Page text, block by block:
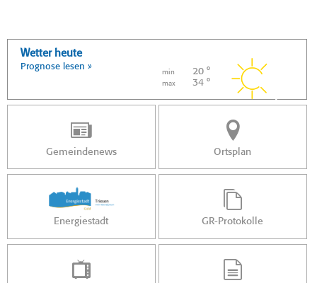
Wetter heute
Prognose lesen »
min 20 °
max 34 °
Gemeindenews Ortsplan
Energiestadt GR-Protokolle